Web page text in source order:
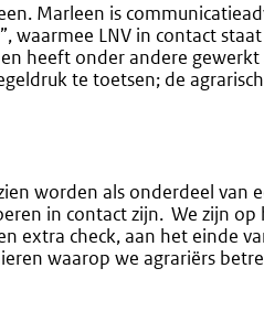
Marleen is
waarmee LNV in contact
heeft onder andere gewerkt
te toetsen; de
worden als onderdeel van
in contact zijn. We zijn op
extra check, aan het einde
waarop we agrariërs